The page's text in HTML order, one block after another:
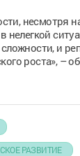
несмотря
нелегкой
и
роста», –
РАЗВИТИЕ